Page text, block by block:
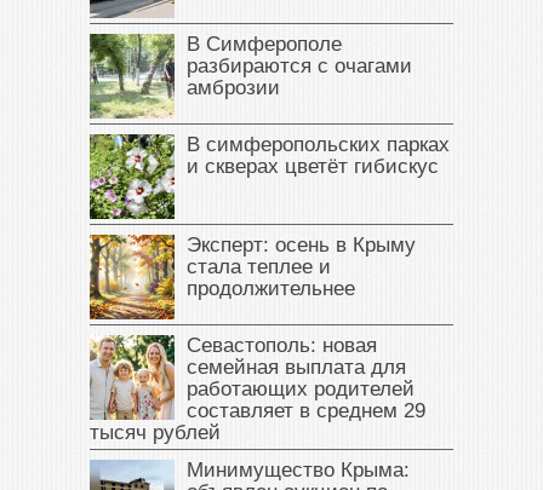
В Симферополе
разбираются с очагами
амброзии
В симферопольских парках
и скверах цветёт гибискус
Эксперт: осень в Крыму
стала теплее и
продолжительнее
Севастополь: новая
семейная выплата для
работающих родителей
составляет в среднем 29
тысяч рублей
Минимущество Крыма: